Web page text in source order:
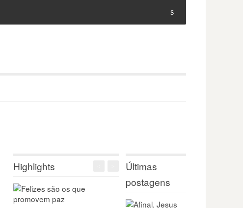
s
Highlights
Últimas
postagens